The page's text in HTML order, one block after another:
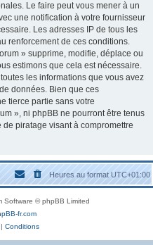
Le faire peut vous mener à un
une notification à votre fournisseur
Les adresses IP de tous les
renforcement de ces conditions.
» supprime, modifie, déplace ou
estimons que cela est nécessaire.
les informations que vous avez
données. Bien que ces
tierce partie sans votre
», ni phpBB ne pourront être tenus
piratage visant à compromettre
Heures au formatUTC+01:00
Software © phpBB Limited
fr.com
| Conditions